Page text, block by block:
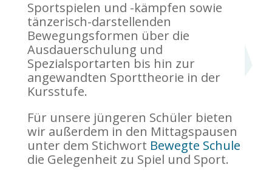
Sportspielen und -kämpfen sowie
tänzerisch-darstellenden
Bewegungsformen über die
Ausdauerschulung und
Spezialsportarten bis hin zur
angewandten Sporttheorie in der
Kursstufe.
Für unsere jüngeren Schüler bieten
wir außerdem in den Mittagspausen
unter dem Stichwort Bewegte Schule
die Gelegenheit zu Spiel und Sport.